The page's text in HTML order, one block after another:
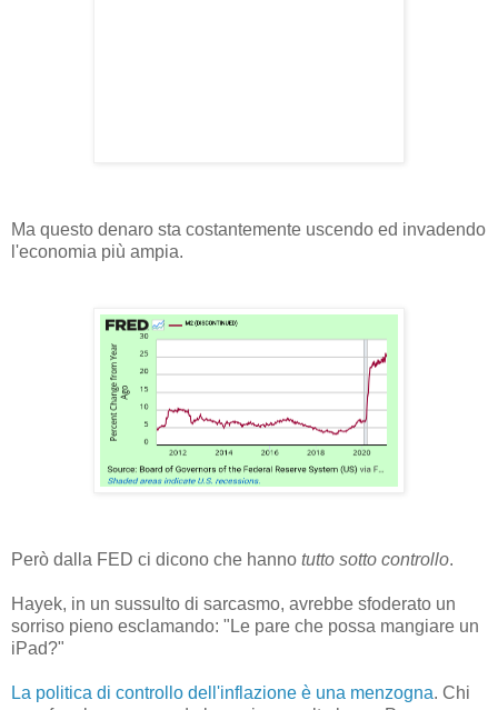
Ma questo denaro sta costantemente uscendo ed invadendo
l'economia più ampia.
Però dalla FED ci dicono che hanno tutto sotto controllo.
Hayek, in un sussulto di sarcasmo, avrebbe sfoderato un
sorriso pieno esclamando: "Le pare che possa mangiare un
iPad?"
La politica di controllo dell'inflazione è una menzogna. Chi